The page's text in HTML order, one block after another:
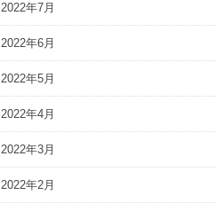
2022年7月
2022年6月
2022年5月
2022年4月
2022年3月
2022年2月